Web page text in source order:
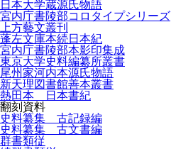
日本大学蔵源氏物語
宮内庁書陵部コロタイプシリーズ
上方藝文叢刊
蓬左文庫本続日本紀
宮内庁書陵部本影印集成
東京大学史料編纂所叢書
尾州家河内本源氏物語
新天理図書館善本叢書
熱田本 日本書紀
翻刻資料
史料纂集 古記録編
史料纂集 古文書編
群書類従